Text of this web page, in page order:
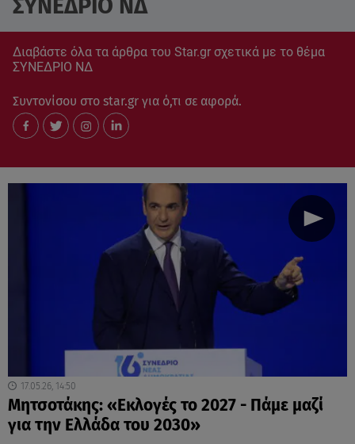
ΣΥΝΕΔΡΙΟ ΝΔ
Διαβάστε όλα τα άρθρα του Star.gr σχετικά με το θέμα
ΣΥΝΕΔΡΙΟ ΝΔ
Συντονίσου στο star.gr για ό,τι σε αφορά.
17.05.26, 14:50
Μητσοτάκης: «Εκλογές το 2027 - Πάμε μαζί
για την Ελλάδα του 2030»